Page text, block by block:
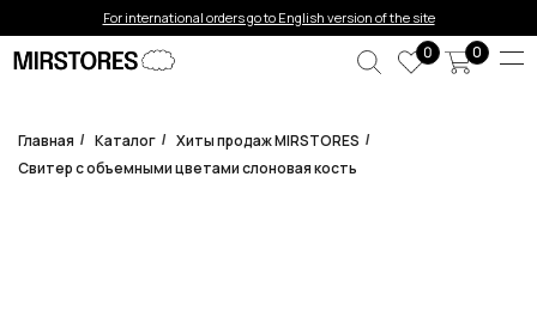
0
0
For international orders go to English version of the site
Error get alias
Главная / Каталог / Хиты продаж MIRSTORES /
Свитер с объемными цветами слоновая кость